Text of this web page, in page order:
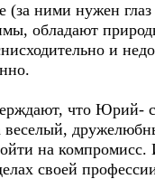
(за ними нужен
обладают
и
что Юрий-
веселый,
на компромисс.
своей